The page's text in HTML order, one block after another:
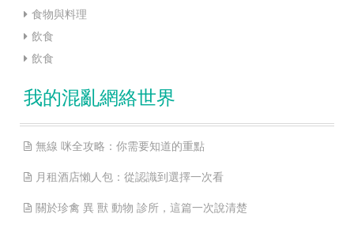
食物與料理
飲食
飲食
我的混亂網絡世界
無線 咪全攻略：你需要知道的重點
月租酒店懶人包：從認識到選擇一次看
關於珍禽 異 獸 動物 診所，這篇一次說清楚